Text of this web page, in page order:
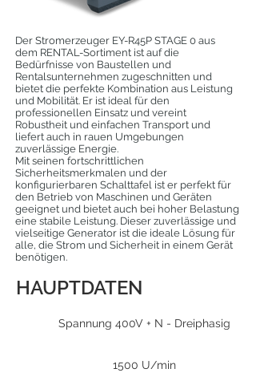
Der Stromerzeuger EY-R45P STAGE 0 aus
dem RENTAL-Sortiment ist auf die
Bedürfnisse von Baustellen und
Rentalsunternehmen zugeschnitten und
bietet die perfekte Kombination aus Leistung
und Mobilität. Er ist ideal für den
professionellen Einsatz und vereint
Robustheit und einfachen Transport und
liefert auch in rauen Umgebungen
zuverlässige Energie.
Mit seinen fortschrittlichen
Sicherheitsmerkmalen und der
konfigurierbaren Schalttafel ist er perfekt für
den Betrieb von Maschinen und Geräten
geeignet und bietet auch bei hoher Belastung
eine stabile Leistung. Dieser zuverlässige und
vielseitige Generator ist die ideale Lösung für
alle, die Strom und Sicherheit in einem Gerät
benötigen.
HAUPTDATEN
Spannung 400V + N - Dreiphasig
1500 U/min